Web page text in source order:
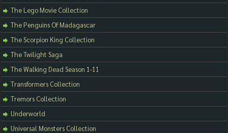
The Lego Movie Collection
The Penguins Of Madagascar
The Scorpion King Collection
The Twilight Saga
The Walking Dead Season 1-11
Transformers Collection
Tremors Collection
Underworld
Universal Monsters Collection